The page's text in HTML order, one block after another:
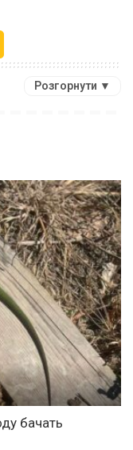
Розгорнути ▼
бачать